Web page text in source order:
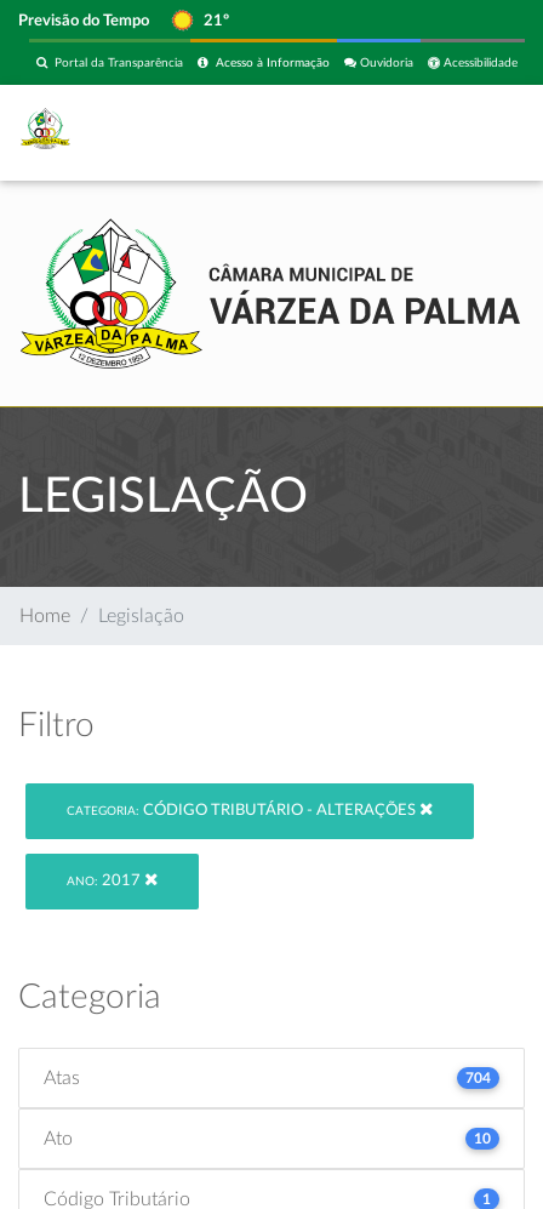
Previsão do Tempo 21º
Acessibilidade
Ouvidoria
Acesso à Informação
Portal da Transparência
LEGISLAÇÃO
Home Legislação
Filtro
CATEGORIA: CÓDIGO TRIBUTÁRIO - ALTERAÇÕES
ANO: 2017
Categoria
Atas 704
Ato 10
Código Tributário 1